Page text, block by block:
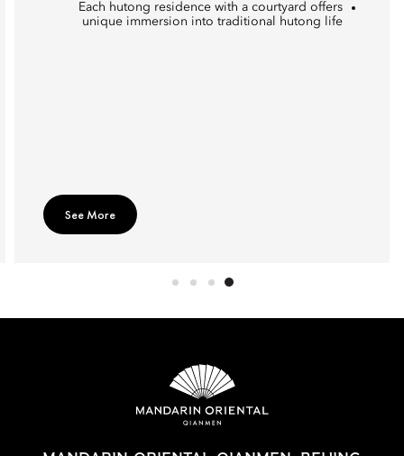
Each hutong residence with a courtyard offers
unique immersion into traditional hutong life
See More